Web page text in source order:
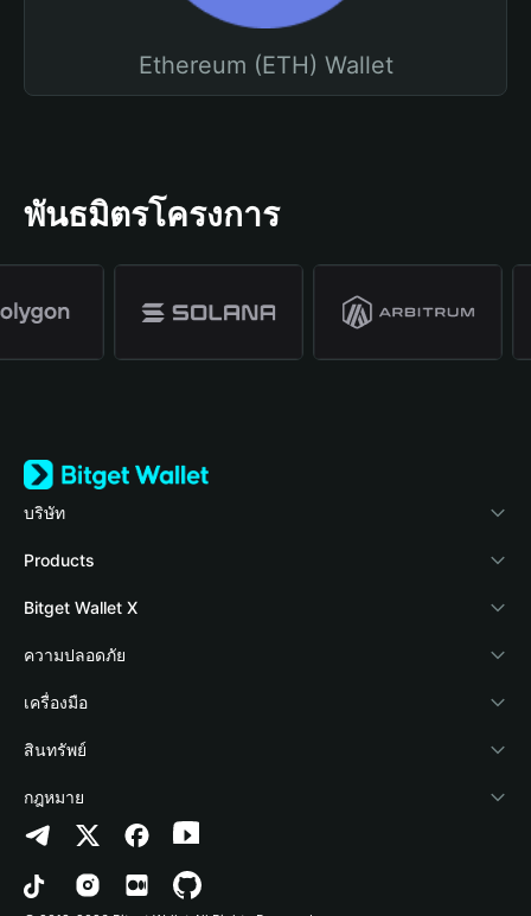
Ethereum (ETH) Wallet
พันธมิตรโครงการ
บริษัท
เกี่ยวกับ Bitget Wallet
Blog
Academy
ข่าวสารด้านคริปโต
ศูนย์ช่วยเหลือ
ติดต่อเรา
ทรัพยากรข้อมูลของแบรนด์
อาชีพ
Products
Crypto Card
Stablecoin Earn
Payfi Crypto
Crypto Swap API
Altcoin Season Index
Prediction Markets
DApp
Bitget Wallet X
นักพัฒนา
เชื่อมต่อ Wallet
Bitget Wallet Pay
ลิสต์โปรเจกต์
ความปลอดภัย
Protection Fund
เทคโนโลยีความปลอดภัย
เครื่องมือ
ซื้อคริปโต
การตรวจจับการอนุญาต
การตรวจจับสัญญา
การโอนเป็นชุด
สินทรัพย์
Arbitrum
Avalanche
Bitcoin
กฎหมาย
นโยบายความเป็นส่วนตัว
ข้อตกลงในการใช้บริการ